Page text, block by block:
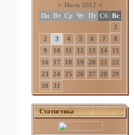
« Июль 2012 »
Пн Вт Ср Чт Пт Сб Вс
1
2
3 4 5 6 7
8
9
10 11 12 13 14
15
16
17 18 19 20 21
22
23
24 25 26 27 28
29
30
31
Статистика